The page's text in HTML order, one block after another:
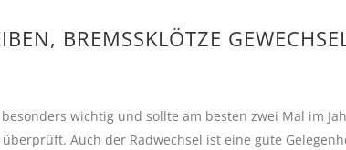
BREMSSKLÖTZE
wichtig und sollte am besten zwei Mal im
Auch der Radwechsel ist eine gute